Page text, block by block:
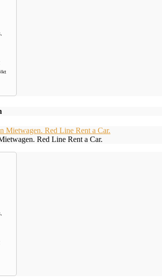
Red Line Rent a Car.